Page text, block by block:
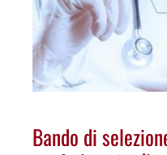
Bando di